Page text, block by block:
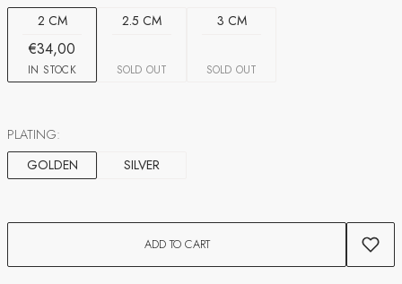
2 CM
€34,00
IN STOCK
2.5 CM
SOLD OUT
3 CM
SOLD OUT
PLATING:
GOLDEN
SILVER
ADD TO CART